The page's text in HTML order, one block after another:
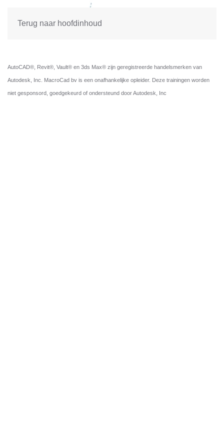
Terug naar hoofdinhoud
AutoCAD®, Revit®, Vault® en 3ds Max® zijn geregistreerde handelsmerken van
Autodesk, Inc. MacroCad bv is een onafhankelijke opleider. Deze trainingen worden
niet gesponsord, goedgekeurd of ondersteund door Autodesk, Inc